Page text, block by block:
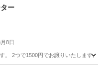
ーター
8日
。 2つで1500円でお譲りいたします